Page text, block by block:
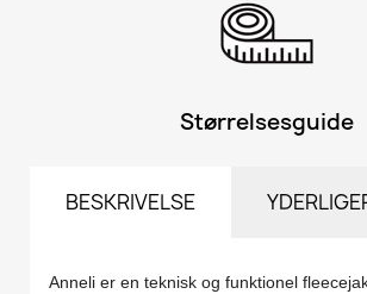
Størrelsesguide
BESKRIVELSE
Anneli er en teknisk og funktionel